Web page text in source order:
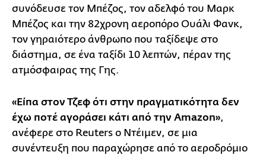
συνόδευσε τον Μπέζος, τον αδελφό του Μαρκ
Μπέζος και την 82χρονη αεροπόρο Ουάλι Φανκ,
τον γηραιότερο άνθρωπο που ταξίδεψε στο
διάστημα, σε ένα ταξίδι 10 λεπτών, πέραν της
ατμόσφαιρας της Γης.
«Είπα στον Τζεφ ότι στην πραγματικότητα δεν
έχω ποτέ αγοράσει κάτι από την Amazon»,
ανέφερε στο Reuters ο Ντέιμεν, σε μια
συνέντευξη που παραχώρησε από το αεροδρόμιο